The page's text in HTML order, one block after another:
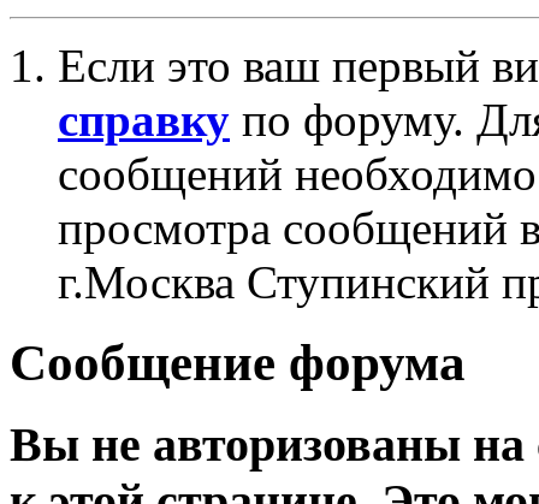
Если это ваш первый
справку по форуму.
сообщений
просмотра сообщений
г.Москва Ступинский
Сообщение форума
Вы не авторизованы на